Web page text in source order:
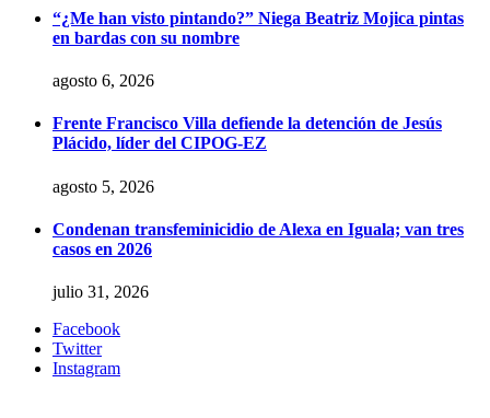
“¿Me han visto pintando?” Niega Beatriz Mojica pintas
en bardas con su nombre
agosto 6, 2026
Frente Francisco Villa defiende la detención de Jesús
Plácido, líder del CIPOG-EZ
agosto 5, 2026
Condenan transfeminicidio de Alexa en Iguala; van tres
casos en 2026
julio 31, 2026
Facebook
Twitter
Instagram